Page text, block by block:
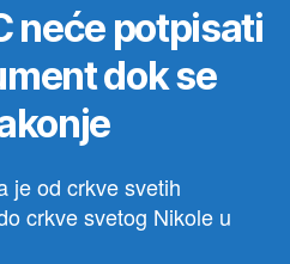
neće potpisati
dok se
je od crkve svetih
crkve svetog Nikole u